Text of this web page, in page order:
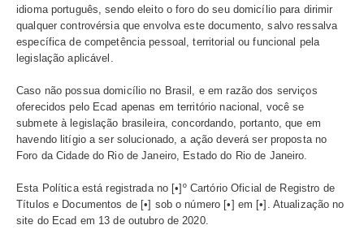
– Quando você acessa ochatbot (Mila)e abre um
seguida, enviamos um email com o resumo da abertura
chamado.
– Quando você envia um e-mail com anexo e, em
responde dentro do contexto.​
outros portais ou plataformas, que poderão coletar suas
e ter sua própria Política de Privacidade e Tratamento de
Dados. Caberá a você ler a Políticas de Privacidade e